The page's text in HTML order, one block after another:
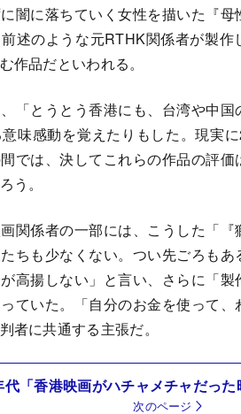
闇に落ちていく女性を描いた『
述のような元RTHK関係者が製
作品だといわれる。
「とうとう香港にも、台湾や中
味感動を覚えたりもした。現実
では、決してこれらの作品の評
う。
関係者の一部には、こうした「
ちも少なくない。つい先ごろも
高揚しない」と言い、さらに「
ていた。「自分のお金を使って
者に共通する主張だ。
「香港映画がハチャメチャだっ
次のページ